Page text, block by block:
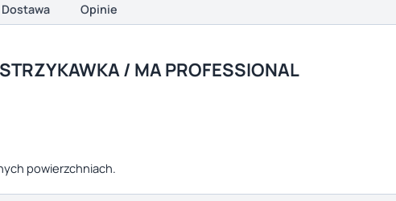
Dostawa Opinie
/ MA PROFESSIONAL
powierzchniach.